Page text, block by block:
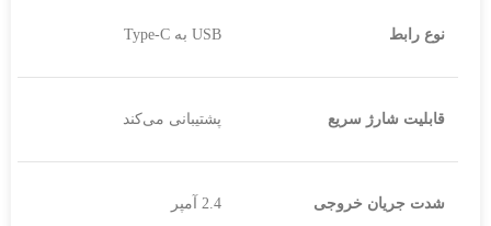
نوع رابط USB به Type-C
قابلیت شارژ سریع پشتیبانی می‌کند
شدت جریان خروجی 2.4 آمپر